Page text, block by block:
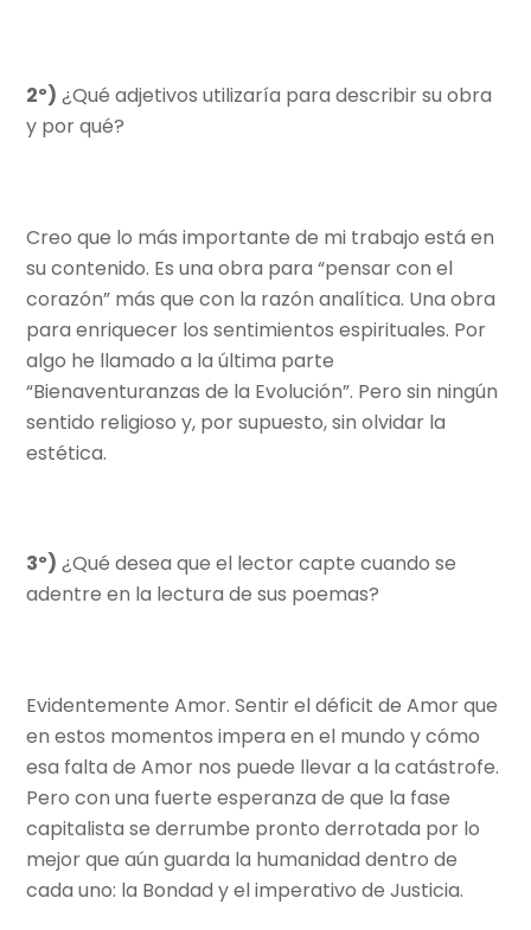
2º) ¿Qué adjetivos utilizaría para describir su obra
y por qué?
Creo que lo más importante de mi trabajo está en
su contenido. Es una obra para “pensar con el
corazón” más que con la razón analítica. Una obra
para enriquecer los sentimientos espirituales. Por
algo he llamado a la última parte
“Bienaventuranzas de la Evolución”. Pero sin ningún
sentido religioso y, por supuesto, sin olvidar la
estética.
3º) ¿Qué desea que el lector capte cuando se
adentre en la lectura de sus poemas?
Evidentemente Amor. Sentir el déficit de Amor que
en estos momentos impera en el mundo y cómo
esa falta de Amor nos puede llevar a la catástrofe.
Pero con una fuerte esperanza de que la fase
capitalista se derrumbe pronto derrotada por lo
mejor que aún guarda la humanidad dentro de
cada uno: la Bondad y el imperativo de Justicia.